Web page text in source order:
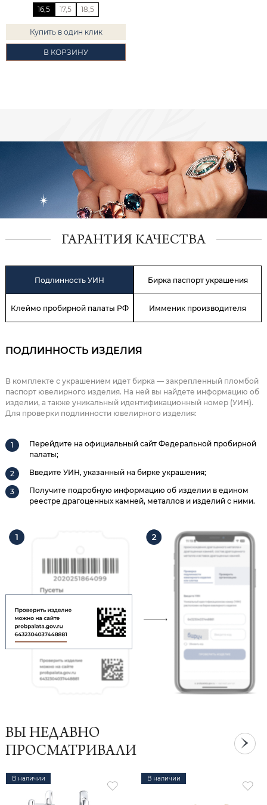
16,5 17,5 18,5
Купить в один клик
В КОРЗИНУ
ГАРАНТИЯ КАЧЕСТВА
Подлинность УИН Бирка паспорт украшения
Клеймо пробирной палаты РФ Имменик производителя
ПОДЛИННОСТЬ ИЗДЕЛИЯ
В комплекте с украшением идет бирка — закрепленный пломбой
паспорт ювелирного изделия. На ней вы найдете информацию об
изделии, а также уникальный идентификационный номер (УИН).
Для проверки подлинности ювелирного изделия:
Перейдите на официальный сайт Федеральной пробирной
палаты;
Введите УИН, указанный на бирке украшения;
Получите подробную информацию об изделии в едином
реестре драгоценных камней, металлов и изделий с ними.
ВЫ НЕДАВНО
ПРОСМАТРИВАЛИ
В наличии В наличии